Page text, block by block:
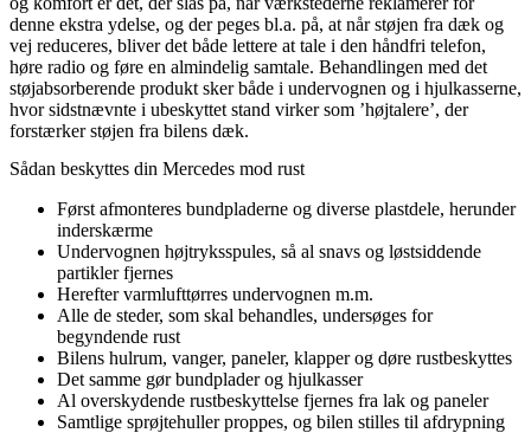
denne ekstra ydelse, og der peges bl.a. på, at når støjen fra dæk og
vej reduceres, bliver det både lettere at tale i den håndfri telefon,
høre radio og føre en almindelig samtale. Behandlingen med det
støjabsorberende produkt sker både i undervognen og i hjulkasserne,
hvor sidstnævnte i ubeskyttet stand virker som ’højtalere’, der
forstærker støjen fra bilens dæk.
Sådan beskyttes din Mercedes mod rust
Først afmonteres bundpladerne og diverse plastdele, herunder
inderskærme
Undervognen højtryksspules, så al snavs og løstsiddende
partikler fjernes
Herefter varmlufttørres undervognen m.m.
Alle de steder, som skal behandles, undersøges for
begyndende rust
Bilens hulrum, vanger, paneler, klapper og døre rustbeskyttes
Det samme gør bundplader og hjulkasser
Al overskydende rustbeskyttelse fjernes fra lak og paneler
Samtlige sprøjtehuller proppes, og bilen stilles til afdrypning